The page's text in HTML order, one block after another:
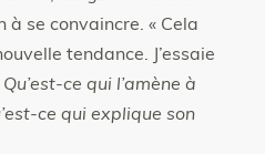
à se convaincre. « Cela
tendance. J’essaie
Qu’est-ce qui l’amène à
ce qui explique son